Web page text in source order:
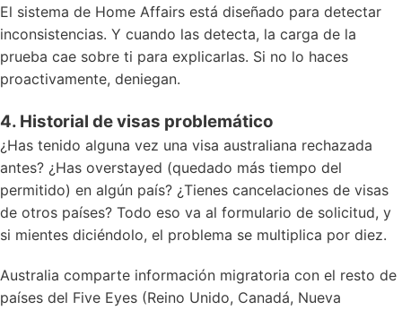
El sistema de Home Affairs está diseñado para detectar
inconsistencias. Y cuando las detecta, la carga de la
prueba cae sobre ti para explicarlas. Si no lo haces
proactivamente, deniegan.
4. Historial de visas problemático
¿Has tenido alguna vez una visa australiana rechazada
antes? ¿Has overstayed (quedado más tiempo del
permitido) en algún país? ¿Tienes cancelaciones de visas
de otros países? Todo eso va al formulario de solicitud, y
si mientes diciéndolo, el problema se multiplica por diez.
Australia comparte información migratoria con el resto de
países del Five Eyes (Reino Unido, Canadá, Nueva